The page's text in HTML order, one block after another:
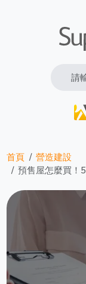
Search
首頁
營造建設
預售屋怎麼買！